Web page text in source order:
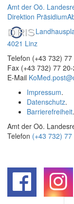
Amt der Oö.
Direktion Präsidium
4021 Linz
Telefon (+43 732) 77
Fax (+43 732) 77
E-Mail
Impressum.
Datenschutz.
Barrierefreiheit.
Amt der Oö.
Telefon (+43 732) 77